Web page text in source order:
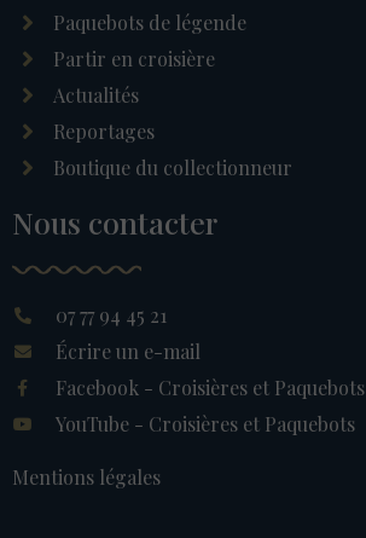
Paquebots de légende
Partir en croisière
Actualités
Reportages
Boutique du collectionneur
Nous contacter
07 77 94 45 21
Écrire un e-mail
Facebook - Croisières et Paquebots
YouTube - Croisières et Paquebots
Mentions légales